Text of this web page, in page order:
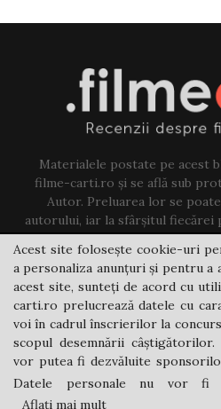
Materialele postate pe acest
filme-carti.ro și se află sub
Autor. Preluarea lor se
autorului, iar la sfârșitul fiecărei
existe un link
Contact us:
Acest site folosește cookie-uri
a personaliza anunțuri și pentru a
acest site, sunteți de acord cu
carti.ro prelucrează datele cu
voi în cadrul înscrierilor la
scopul desemnării
vor putea fi dezvăluite
Datele personale nu vor fi
Aflați mai mult